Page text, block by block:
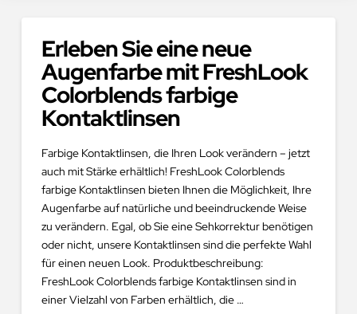
Erleben Sie eine neue
Augenfarbe mit FreshLook
Colorblends farbige
Kontaktlinsen
Farbige Kontaktlinsen, die Ihren Look verändern – jetzt
auch mit Stärke erhältlich! FreshLook Colorblends
farbige Kontaktlinsen bieten Ihnen die Möglichkeit, Ihre
Augenfarbe auf natürliche und beeindruckende Weise
zu verändern. Egal, ob Sie eine Sehkorrektur benötigen
oder nicht, unsere Kontaktlinsen sind die perfekte Wahl
für einen neuen Look. Produktbeschreibung:
FreshLook Colorblends farbige Kontaktlinsen sind in
einer Vielzahl von Farben erhältlich, die …